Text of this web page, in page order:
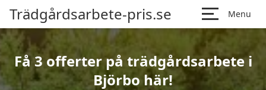
Trädgårdsarbete-pris.se Menu
Få 3 offerter på trädgårdsarbete i
Björbo här!